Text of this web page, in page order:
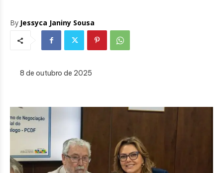
By Jessyca Janiny Sousa
8 de outubro de 2025